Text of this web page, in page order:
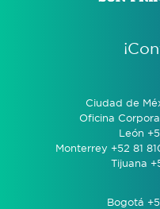
Ciudad de
Oficina
León
Monterrey +52 81
Tijuana
Bogotá